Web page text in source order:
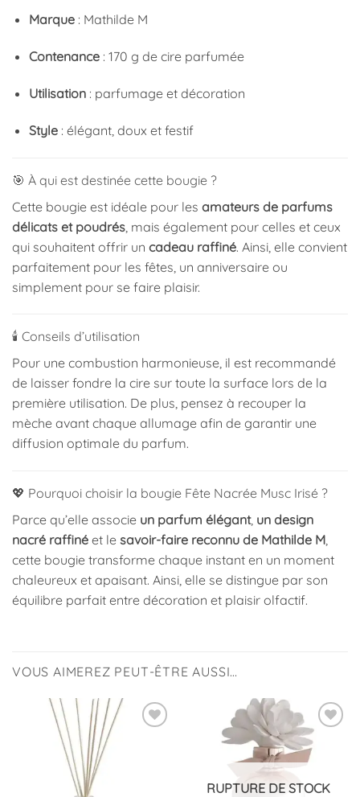
Marque: Mathilde M
Contenance: 170 g de cire parfumée
Utilisation: parfumage et décoration
Style: élégant, doux et festif
🎯 À qui est destinée cette bougie ?
Cette bougie est idéale pour les amateurs de parfums
délicats et poudrés , mais également pour celles et ceux
qui souhaitent offrir un cadeau raffiné. Ainsi, elle convient
parfaitement pour les fêtes, un anniversaire ou
simplement pour se faire plaisir.
🕯️ Conseils d’utilisation
Pour une combustion harmonieuse, il est recommandé
de laisser fondre la cire sur toute la surface lors de la
première utilisation. De plus, pensez à recouper la
mèche avant chaque allumage afin de garantir une
diffusion optimale du parfum.
💖 Pourquoi choisir la bougie Fête Nacrée Musc Irisé ?
Parce qu’elle associe un parfum élégant, un design
nacré raffiné et le savoir-faire reconnu de Mathilde M,
cette bougie transforme chaque instant en un moment
chaleureux et apaisant. Ainsi, elle se distingue par son
équilibre parfait entre décoration et plaisir olfactif.
VOUS AIMEREZ PEUT-ÊTRE AUSSI…
Ajouter
RUPTURE DE STOCK